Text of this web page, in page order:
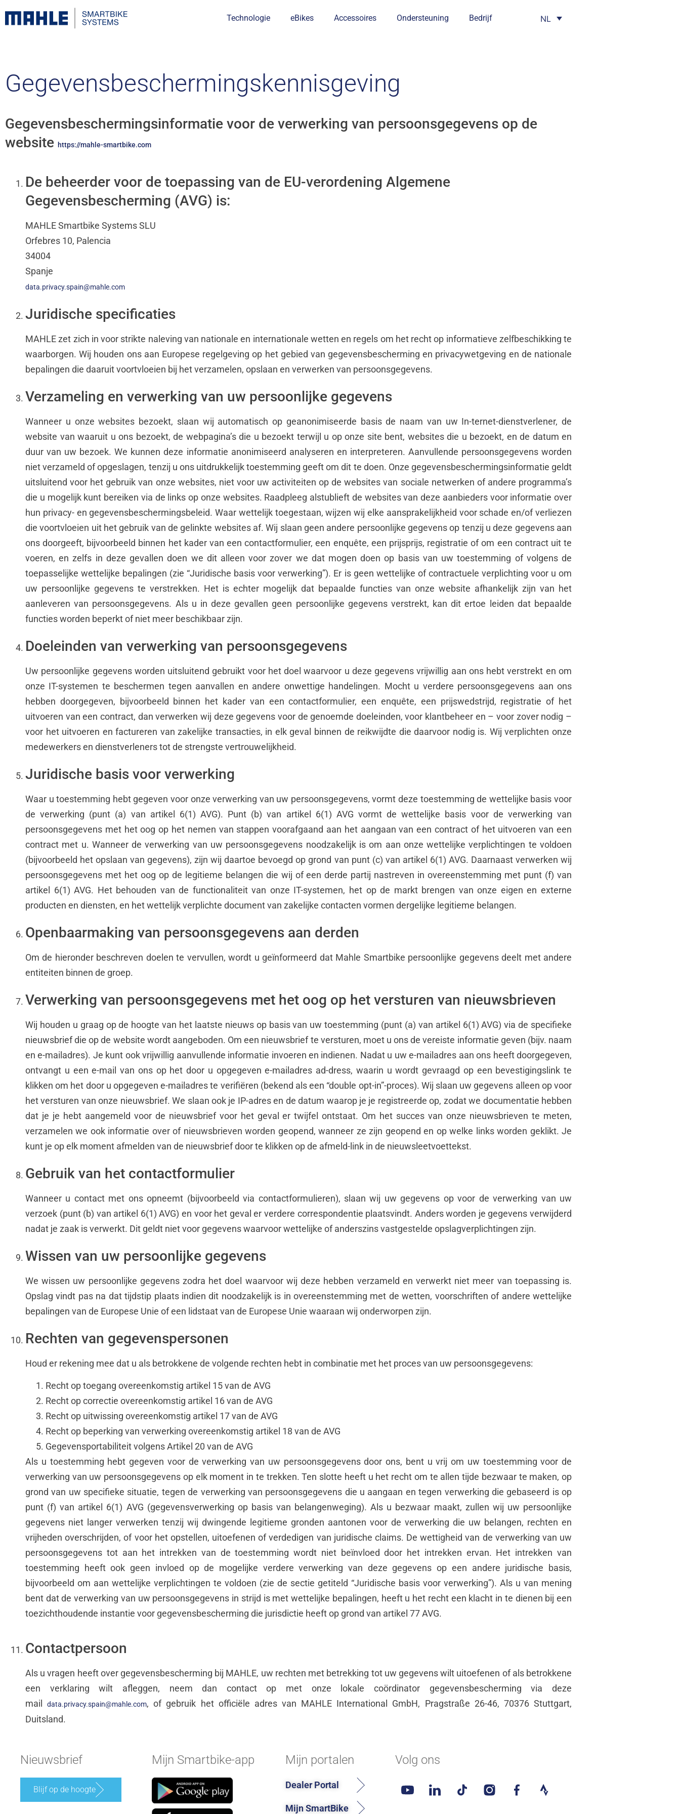
Technologie eBikes Accessoires Ondersteuning Bedrijf NL
Gegevensbeschermingskennisgeving
Gegevensbeschermingsinformatie voor de verwerking van persoonsgegevens op de
website https://mahle-smartbike.com
De beheerder voor de toepassing van de EU-verordening Algemene
Gegevensbescherming (AVG) is:
MAHLE Smartbike Systems SLU
Orfebres 10, Palencia
34004
Spanje
data.privacy.spain@mahle.com
Juridische specificaties
MAHLE zet zich in voor strikte naleving van nationale en internationale wetten en regels om het recht op informatieve zelfbeschikking te
waarborgen. Wij houden ons aan Europese regelgeving op het gebied van gegevensbescherming en privacywetgeving en de nationale
bepalingen die daaruit voortvloeien bij het verzamelen, opslaan en verwerken van persoonsgegevens.
Verzameling en verwerking van uw persoonlijke gegevens
Wanneer u onze websites bezoekt, slaan wij automatisch op geanonimiseerde basis de naam van uw In-ternet-dienstverlener, de
website van waaruit u ons bezoekt, de webpagina’s die u bezoekt terwijl u op onze site bent, websites die u bezoekt, en de datum en
duur van uw bezoek. We kunnen deze informatie anonimiseerd analyseren en interpreteren. Aanvullende persoonsgegevens worden
niet verzameld of opgeslagen, tenzij u ons uitdrukkelijk toestemming geeft om dit te doen. Onze gegevensbeschermingsinformatie geldt
uitsluitend voor het gebruik van onze websites, niet voor uw activiteiten op de websites van sociale netwerken of andere programma’s
die u mogelijk kunt bereiken via de links op onze websites. Raadpleeg alstublieft de websites van deze aanbieders voor informatie over
hun privacy- en gegevensbeschermingsbeleid. Waar wettelijk toegestaan, wijzen wij elke aansprakelijkheid voor schade en/of verliezen
die voortvloeien uit het gebruik van de gelinkte websites af. Wij slaan geen andere persoonlijke gegevens op tenzij u deze gegevens aan
ons doorgeeft, bijvoorbeeld binnen het kader van een contactformulier, een enquête, een prijsprijs, registratie of om een contract uit te
voeren, en zelfs in deze gevallen doen we dit alleen voor zover we dat mogen doen op basis van uw toestemming of volgens de
toepasselijke wettelijke bepalingen (zie “Juridische basis voor verwerking”). Er is geen wettelijke of contractuele verplichting voor u om
uw persoonlijke gegevens te verstrekken. Het is echter mogelijk dat bepaalde functies van onze website afhankelijk zijn van het
aanleveren van persoonsgegevens. Als u in deze gevallen geen persoonlijke gegevens verstrekt, kan dit ertoe leiden dat bepaalde
functies worden beperkt of niet meer beschikbaar zijn.
Doeleinden van verwerking van persoonsgegevens
Uw persoonlijke gegevens worden uitsluitend gebruikt voor het doel waarvoor u deze gegevens vrijwillig aan ons hebt verstrekt en om
onze IT-systemen te beschermen tegen aanvallen en andere onwettige handelingen. Mocht u verdere persoonsgegevens aan ons
hebben doorgegeven, bijvoorbeeld binnen het kader van een contactformulier, een enquête, een prijswedstrijd, registratie of het
uitvoeren van een contract, dan verwerken wij deze gegevens voor de genoemde doeleinden, voor klantbeheer en – voor zover nodig –
voor het uitvoeren en factureren van zakelijke transacties, in elk geval binnen de reikwijdte die daarvoor nodig is. Wij verplichten onze
medewerkers en dienstverleners tot de strengste vertrouwelijkheid.
Juridische basis voor verwerking
Waar u toestemming hebt gegeven voor onze verwerking van uw persoonsgegevens, vormt deze toestemming de wettelijke basis voor
de verwerking (punt (a) van artikel 6(1) AVG). Punt (b) van artikel 6(1) AVG vormt de wettelijke basis voor de verwerking van
persoonsgegevens met het oog op het nemen van stappen voorafgaand aan het aangaan van een contract of het uitvoeren van een
contract met u. Wanneer de verwerking van uw persoonsgegevens noodzakelijk is om aan onze wettelijke verplichtingen te voldoen
(bijvoorbeeld het opslaan van gegevens), zijn wij daartoe bevoegd op grond van punt (c) van artikel 6(1) AVG. Daarnaast verwerken wij
persoonsgegevens met het oog op de legitieme belangen die wij of een derde partij nastreven in overeenstemming met punt (f) van
artikel 6(1) AVG. Het behouden van de functionaliteit van onze IT-systemen, het op de markt brengen van onze eigen en externe
producten en diensten, en het wettelijk verplichte document van zakelijke contacten vormen dergelijke legitieme belangen.
Openbaarmaking van persoonsgegevens aan derden
Om de hieronder beschreven doelen te vervullen, wordt u geïnformeerd dat Mahle Smartbike persoonlijke gegevens deelt met andere
entiteiten binnen de groep.
Verwerking van persoonsgegevens met het oog op het versturen van nieuwsbrieven
Wij houden u graag op de hoogte van het laatste nieuws op basis van uw toestemming (punt (a) van artikel 6(1) AVG) via de specifieke
nieuwsbrief die op de website wordt aangeboden. Om een nieuwsbrief te versturen, moet u ons de vereiste informatie geven (bijv. naam
en e-mailadres). Je kunt ook vrijwillig aanvullende informatie invoeren en indienen. Nadat u uw e-mailadres aan ons heeft doorgegeven,
ontvangt u een e-mail van ons op het door u opgegeven e-mailadres ad-dress, waarin u wordt gevraagd op een bevestigingslink te
klikken om het door u opgegeven e-mailadres te verifiëren (bekend als een “double opt-in”-proces). Wij slaan uw gegevens alleen op voor
het versturen van onze nieuwsbrief. We slaan ook je IP-adres en de datum waarop je je registreerde op, zodat we documentatie hebben
dat je je hebt aangemeld voor de nieuwsbrief voor het geval er twijfel ontstaat. Om het succes van onze nieuwsbrieven te meten,
verzamelen we ook informatie over of nieuwsbrieven worden geopend, wanneer ze zijn geopend en op welke links worden geklikt. Je
kunt je op elk moment afmelden van de nieuwsbrief door te klikken op de afmeld-link in de nieuwsleetvoettekst.
Gebruik van het contactformulier
Wanneer u contact met ons opneemt (bijvoorbeeld via contactformulieren), slaan wij uw gegevens op voor de verwerking van uw
verzoek (punt (b) van artikel 6(1) AVG) en voor het geval er verdere correspondentie plaatsvindt. Anders worden je gegevens verwijderd
nadat je zaak is verwerkt. Dit geldt niet voor gegevens waarvoor wettelijke of anderszins vastgestelde opslagverplichtingen zijn.
Wissen van uw persoonlijke gegevens
We wissen uw persoonlijke gegevens zodra het doel waarvoor wij deze hebben verzameld en verwerkt niet meer van toepassing is.
Opslag vindt pas na dat tijdstip plaats indien dit noodzakelijk is in overeenstemming met de wetten, voorschriften of andere wettelijke
bepalingen van de Europese Unie of een lidstaat van de Europese Unie waaraan wij onderworpen zijn.
Rechten van gegevenspersonen
Houd er rekening mee dat u als betrokkene de volgende rechten hebt in combinatie met het proces van uw persoonsgegevens:
Recht op toegang overeenkomstig artikel 15 van de AVG
Recht op correctie overeenkomstig artikel 16 van de AVG
Recht op uitwissing overeenkomstig artikel 17 van de AVG
Recht op beperking van verwerking overeenkomstig artikel 18 van de AVG
Gegevensportabiliteit volgens Artikel 20 van de AVG
Als u toestemming hebt gegeven voor de verwerking van uw persoonsgegevens door ons, bent u vrij om uw toestemming voor de
verwerking van uw persoonsgegevens op elk moment in te trekken. Ten slotte heeft u het recht om te allen tijde bezwaar te maken, op
grond van uw specifieke situatie, tegen de verwerking van persoonsgegevens die u aangaan en tegen verwerking die gebaseerd is op
punt (f) van artikel 6(1) AVG (gegevensverwerking op basis van belangenweging). Als u bezwaar maakt, zullen wij uw persoonlijke
gegevens niet langer verwerken tenzij wij dwingende legitieme gronden aantonen voor de verwerking die uw belangen, rechten en
vrijheden overschrijden, of voor het opstellen, uitoefenen of verdedigen van juridische claims. De wettigheid van de verwerking van uw
persoonsgegevens tot aan het intrekken van de toestemming wordt niet beïnvloed door het intrekken ervan. Het intrekken van
toestemming heeft ook geen invloed op de mogelijke verdere verwerking van deze gegevens op een andere juridische basis,
bijvoorbeeld om aan wettelijke verplichtingen te voldoen (zie de sectie getiteld “Juridische basis voor verwerking”). Als u van mening
bent dat de verwerking van uw persoonsgegevens in strijd is met wettelijke bepalingen, heeft u het recht een klacht in te dienen bij een
toezichthoudende instantie voor gegevensbescherming die jurisdictie heeft op grond van artikel 77 AVG.
Contactpersoon
Als u vragen heeft over gegevensbescherming bij MAHLE, uw rechten met betrekking tot uw gegevens wilt uitoefenen of als betrokkene
een verklaring wilt afleggen, neem dan contact op met onze lokale coördinator gegevensbescherming via deze
maildata.privacy.spain@mahle.com, of gebruik het officiële adres van MAHLE International GmbH, Pragstraße 26-46, 70376 Stuttgart,
Duitsland.
Nieuwsbrief
Blijf op de hoogte
Mijn Smartbike-app Mijn portalen
Dealer Portal
Mijn SmartBike
Volg ons